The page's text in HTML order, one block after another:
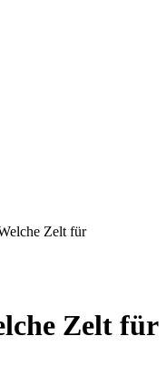
Zelt für
Zelt für